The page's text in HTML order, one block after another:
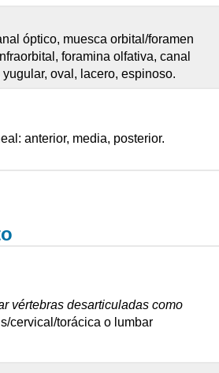
óptico, muesca orbital/foramen
foramina olfativa, canal
oval, lacero, espinoso.
anterior, media, posterior.
vértebras desarticuladas como
cervical/torácica o lumbar